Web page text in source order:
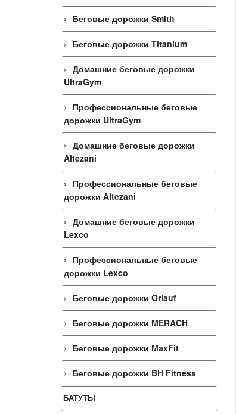
Беговые дорожки Smith
Беговые дорожки Titanium
Домашние беговые дорожки
UltraGym
Профессиональные беговые
дорожки UltraGym
Домашние беговые дорожки
Altezani
Профессиональные беговые
дорожки Altezani
Домашние беговые дорожки
Lexco
Профессиональные беговые
дорожки Lexco
Беговые дорожки Orlauf
Беговые дорожки MERACH
Беговые дорожки MaxFit
Беговые дорожки BH Fitness
БАТУТЫ